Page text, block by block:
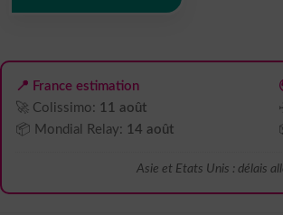
aigle
U5NCJ
📍 France estimation
🚀 Colissimo: 11 août
📦 Mondial Relay: 14 août
Asie et Etats Unis : délais